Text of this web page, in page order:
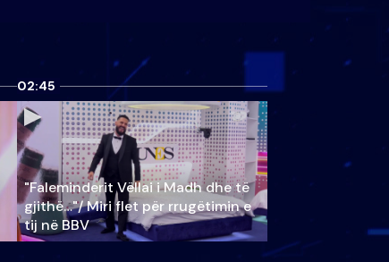
02:45
"Faleminderit Vëllai i Madh dhe të
gjithë…"/ Miri flet për rrugëtimin e
tij në BBV